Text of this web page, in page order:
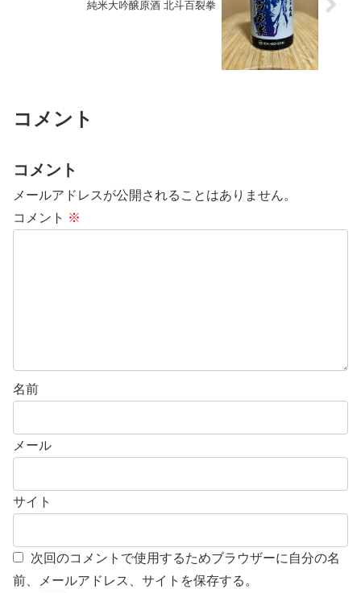
純米大吟醸原酒 北斗百裂拳
コメント
コメント
メールアドレスが公開されることはありません。
コメント ※
名前
メール
サイト
次回のコメントで使用するためブラウザーに自分の名
前、メールアドレス、サイトを保存する。